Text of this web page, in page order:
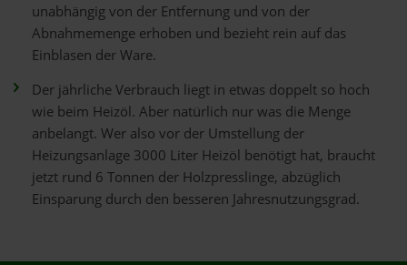
unabhängig von der Entfernung und von der
Abnahmemenge erhoben und bezieht rein auf das
Einblasen der Ware.
Der jährliche Verbrauch liegt in etwas doppelt so hoch
wie beim Heizöl. Aber natürlich nur was die Menge
anbelangt. Wer also vor der Umstellung der
Heizungsanlage 3000 Liter Heizöl benötigt hat, braucht
jetzt rund 6 Tonnen der Holzpresslinge, abzüglich
Einsparung durch den besseren Jahresnutzungsgrad.